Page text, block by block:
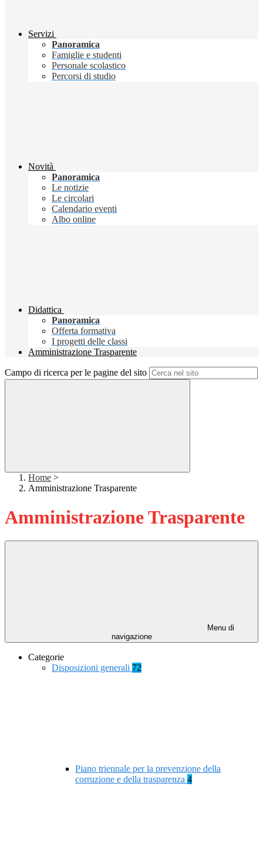
Servizi
Panoramica
Famiglie e studenti
Personale scolastico
Percorsi di studio
Novità
Panoramica
Le notizie
Le circolari
Calendario eventi
Albo online
Didattica
Panoramica
Offerta formativa
I progetti delle classi
Amministrazione Trasparente
Campo di ricerca per le pagine del sito
Home >
Amministrazione Trasparente
Amministrazione Trasparente
Menu di
navigazione
Categorie
Disposizioni generali 72
Piano triennale per la prevenzione della
corruzione e della trasparenza 4